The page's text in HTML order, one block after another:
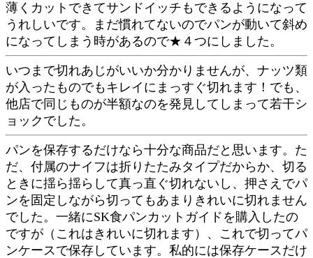
薄くカットできてサンドイッチもできるようになって
うれしいです。まだ慣れてないのでパンが動いて斜め
になってしまう時があるので★４つにしました。
いつまで切れあじがいいか分かりませんが、ナッツ類
が入ったものでもキレイにまっすぐ切れます！でも、
他店で同じものが半額なのを発見してしまって若干シ
ョックでした。
パンを保存するだけなら十分な商品だと思います。た
だ、付属のナイフは折りたたみタイプだからか、切る
ときに揺ら揺らして真っ直ぐ切れないし、押さえでパ
ンを固定しながら切ってもあまりきれいに切れません
でした。一緒にSK食パンカットガイドを購入したの
ですが（これはきれいに切れます）、これで切ってパ
ンケースで保存しています。私的には保存ケースだけ